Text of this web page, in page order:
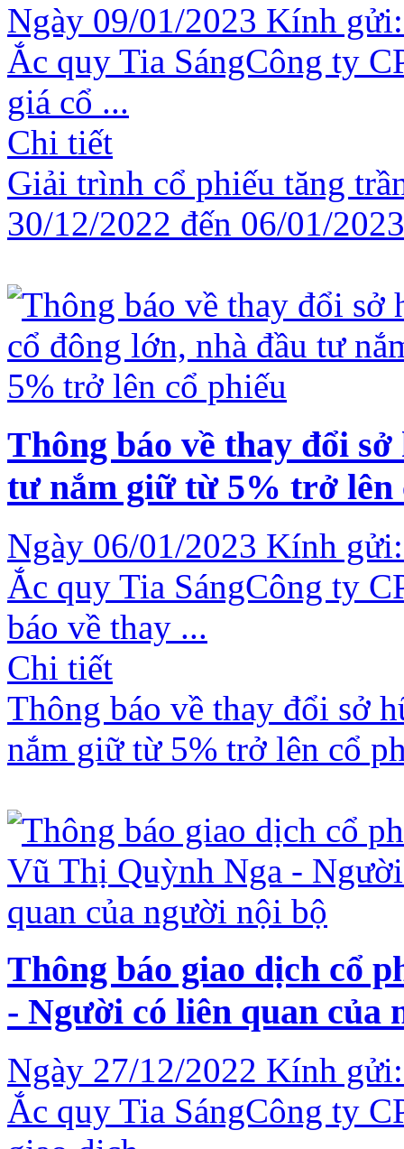
Ngày 09/01/2023 Kính
Ắc quy Tia SángCông ty
giá cổ ...
Chi tiết
Giải trình cổ phiếu tăng
30/12/2022 đến 06/01/2023
Thông báo về thay đổi
tư nắm giữ từ 5% trở lên
Ngày 06/01/2023 Kính
Ắc quy Tia SángCông ty
báo về thay ...
Chi tiết
Thông báo về thay đổi sở
nắm giữ từ 5% trở lên cổ
Thông báo giao dịch cổ
- Người có liên quan của
Ngày 27/12/2022 Kính
Ắc quy Tia SángCông ty